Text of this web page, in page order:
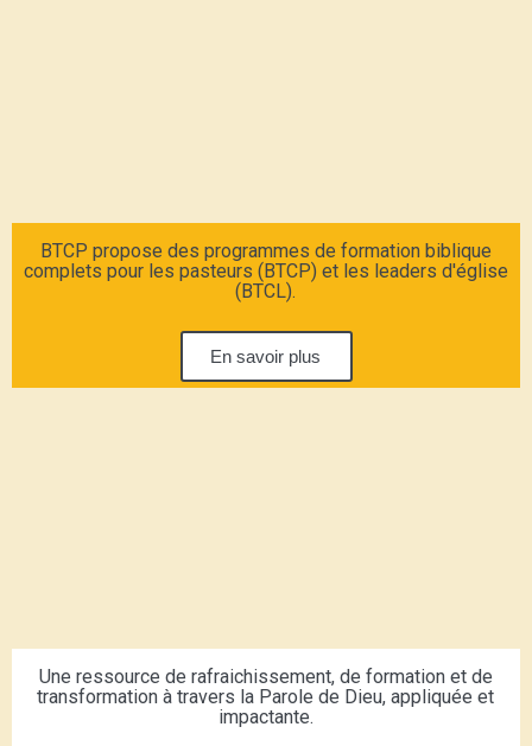
BTCP propose des programmes de formation biblique
complets pour les pasteurs (BTCP) et les leaders d'église
(BTCL).
En savoir plus
Une ressource de rafraichissement, de formation et de
transformation à travers la Parole de Dieu, appliquée et
impactante.